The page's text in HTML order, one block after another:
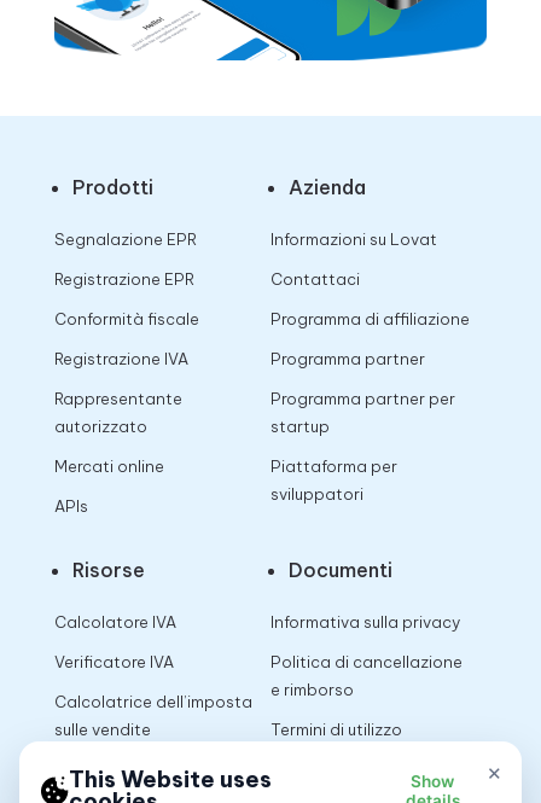
Prodotti
Segnalazione EPR
Registrazione EPR
Conformità fiscale
Registrazione IVA
Rappresentante
autorizzato
Mercati online
APIs
Azienda
Informazioni su Lovat
Contattaci
Programma di affiliazione
Programma partner
Programma partner per
startup
Piattaforma per
sviluppatori
Risorse
Calcolatore IVA
Verificatore IVA
Calcolatrice dell’imposta
sulle vendite
Documenti
Informativa sulla privacy
Politica di cancellazione
e rimborso
Termini di utilizzo
×
This Website uses
Show